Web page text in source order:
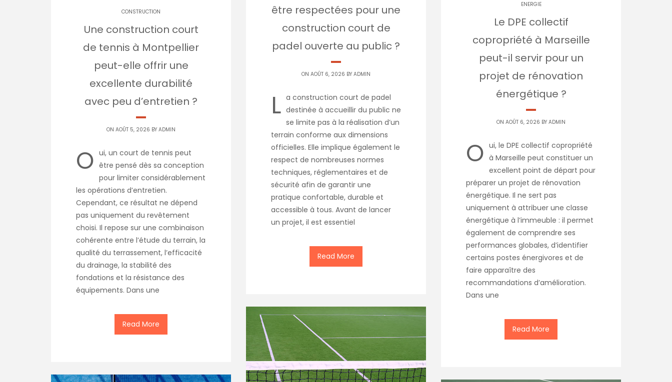
être respectées pour une
construction court de
padel ouverte au public ?
ON AOÛT 6, 2026 BY ADMIN
L a construction court de padel
destinée à accueillir du public ne
se limite pas à la réalisation d’un
terrain conforme aux dimensions
officielles. Elle implique également le
respect de nombreuses normes
techniques, réglementaires et de
sécurité afin de garantir une
pratique confortable, durable et
accessible à tous. Avant de lancer
un projet, il est essentiel
Read More
ENERGIE
Le DPE collectif
copropriété à Marseille
peut-il servir pour un
projet de rénovation
énergétique ?
ON AOÛT 6, 2026 BY ADMIN
O ui, le DPE collectif copropriété
à Marseille peut constituer un
excellent point de départ pour
préparer un projet de rénovation
énergétique. Il ne sert pas
uniquement à attribuer une classe
énergétique à l’immeuble : il permet
également de comprendre ses
performances globales, d’identifier
certains postes énergivores et de
faire apparaître des
recommandations d’amélioration.
Dans une
Read More
CONSTRUCTION
Une construction court
de tennis à Montpellier
peut-elle offrir une
excellente durabilité
avec peu d’entretien ?
ON AOÛT 5, 2026 BY ADMIN
O ui, un court de tennis peut
être pensé dès sa conception
pour limiter considérablement
les opérations d’entretien.
Cependant, ce résultat ne dépend
pas uniquement du revêtement
choisi. Il repose sur une combinaison
cohérente entre l’étude du terrain, la
qualité du terrassement, l’efficacité
du drainage, la stabilité des
fondations et la résistance des
équipements. Dans une
Read More